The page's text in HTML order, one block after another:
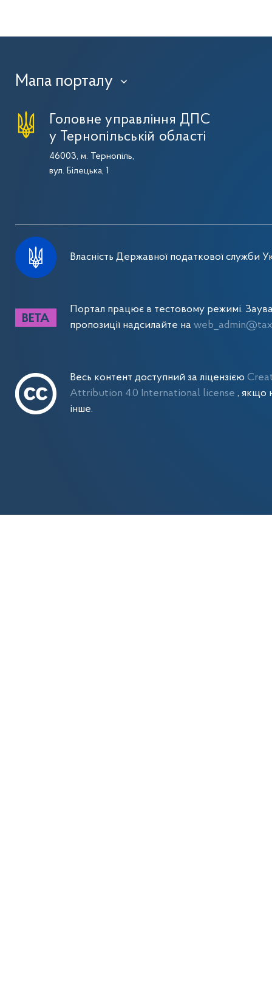
Мапа порталу ›
Головне управління ДПС
у Тернопільській області
46003, м. Тернопіль,
вул. Білецька, 1
Власність Державної податкової служби
Портал працює в тестовому режимі.
пропозиції надсилайте на
Весь контент доступний за ліцензією
Attribution 4.0 International license , якщо
інше.